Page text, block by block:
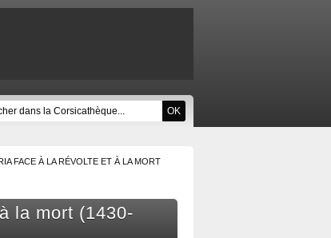
FACE À LA RÉVOLTE ET À LA MORT
la mort (1430-